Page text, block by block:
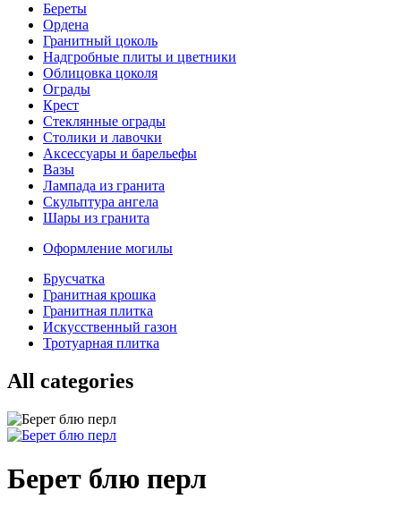
Береты
Ордена
Гранитный цоколь
Надгробные плиты и цветники
Облицовка цоколя
Ограды
Крест
Стеклянные ограды
Столики и лавочки
Аксессуары и барельефы
Вазы
Лампада из гранита
Скульптура ангела
Шары из гранита
Оформление могилы
Брусчатка
Гранитная крошка
Гранитная плитка
Искусственный газон
Тротуарная плитка
All categories
Берет блю перл